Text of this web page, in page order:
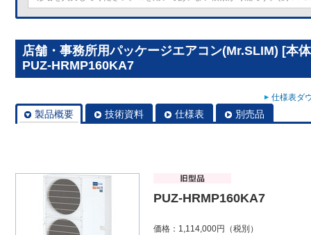
店舗・事務所用パッケージエアコン(Mr.SLIM) [本
PUZ-HRMP160KA7
仕様表ダ
製品概要 技術資料 仕様表 別売品
PUZ-HRMP160KA7
価格：1,114,000円（税別）